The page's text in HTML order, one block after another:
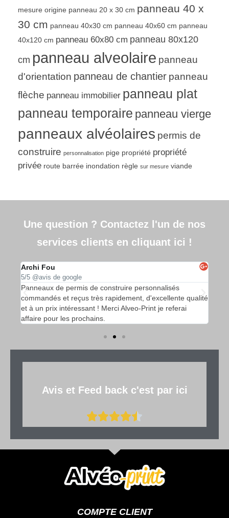
mesure origine panneau 20 x 30 cm panneau 40 x
30 cm panneau 40x30 cm panneau 40x60 cm panneau
40x120 cm panneau 60x80 cm panneau 80x120
cm panneau alveolaire panneau
d'orientation panneau de chantier panneau
flèche panneau immobilier panneau plat
panneau temporaire panneau vierge
panneaux alvéolaires permis de
construire personnalisation pige propriété propriété
privée route barrée inondation règle sur mesure viande
Une question ? Contactez l'un de nos
services clients en cliquant ici !
Archi Fou
5/5 @avis de google
Panneaux de permis de construire personnalisés
commandés et reçus très rapidement, d'excellente qualité
et à un prix intéressant ! Merci Alveo-Print je referai
affaire pour les prochains.
Avis et Feed back c'est par ici
COMPTE CLIENT